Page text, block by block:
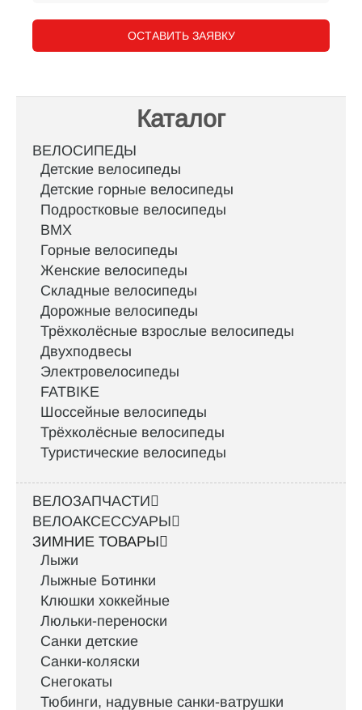
ОСТАВИТЬ ЗАЯВКУ
Каталог
ВЕЛОСИПЕДЫ
Детские велосипеды
Детские горные велосипеды
Подростковые велосипеды
BMX
Горные велосипеды
Женские велосипеды
Складные велосипеды
Дорожные велосипеды
Трёхколёсные взрослые велосипеды
Двухподвесы
Электровелосипеды
FATBIKE
Шоссейные велосипеды
Трёхколёсные велосипеды
Туристические велосипеды
ВЕЛОЗАПЧАСТИ
ВЕЛОАКСЕССУАРЫ
ЗИМНИЕ ТОВАРЫ
Лыжи
Лыжные Ботинки
Клюшки хоккейные
Люльки-переноски
Санки детские
Санки-коляски
Снегокаты
Тюбинги, надувные санки-ватрушки